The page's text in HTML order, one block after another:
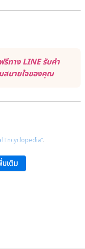
ทาง LINE รับคำ
สบายใจของคุณ
Encyclopedia”.
เติม